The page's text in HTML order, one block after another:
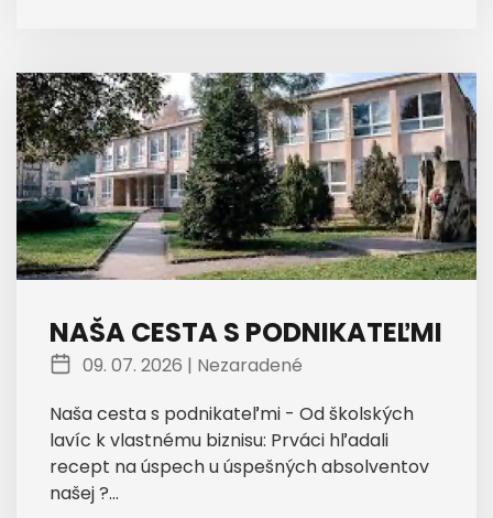
NAŠA CESTA S PODNIKATEĽMI
09. 07. 2026 | Nezaradené
Naša cesta s podnikateľmi - Od školských
lavíc k vlastnému biznisu: Prváci hľadali
recept na úspech u úspešných absolventov
našej ?...